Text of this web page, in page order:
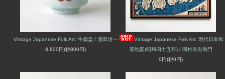
Vintage Japanese Folk Art: 牛歳盃 / 瀧田項一
8,800円(税800円)
Vintage Japanese Folk Art: 現代日本民
窯地図(昭和四十五年) / 岡村吉右衛門
0円(税0円)